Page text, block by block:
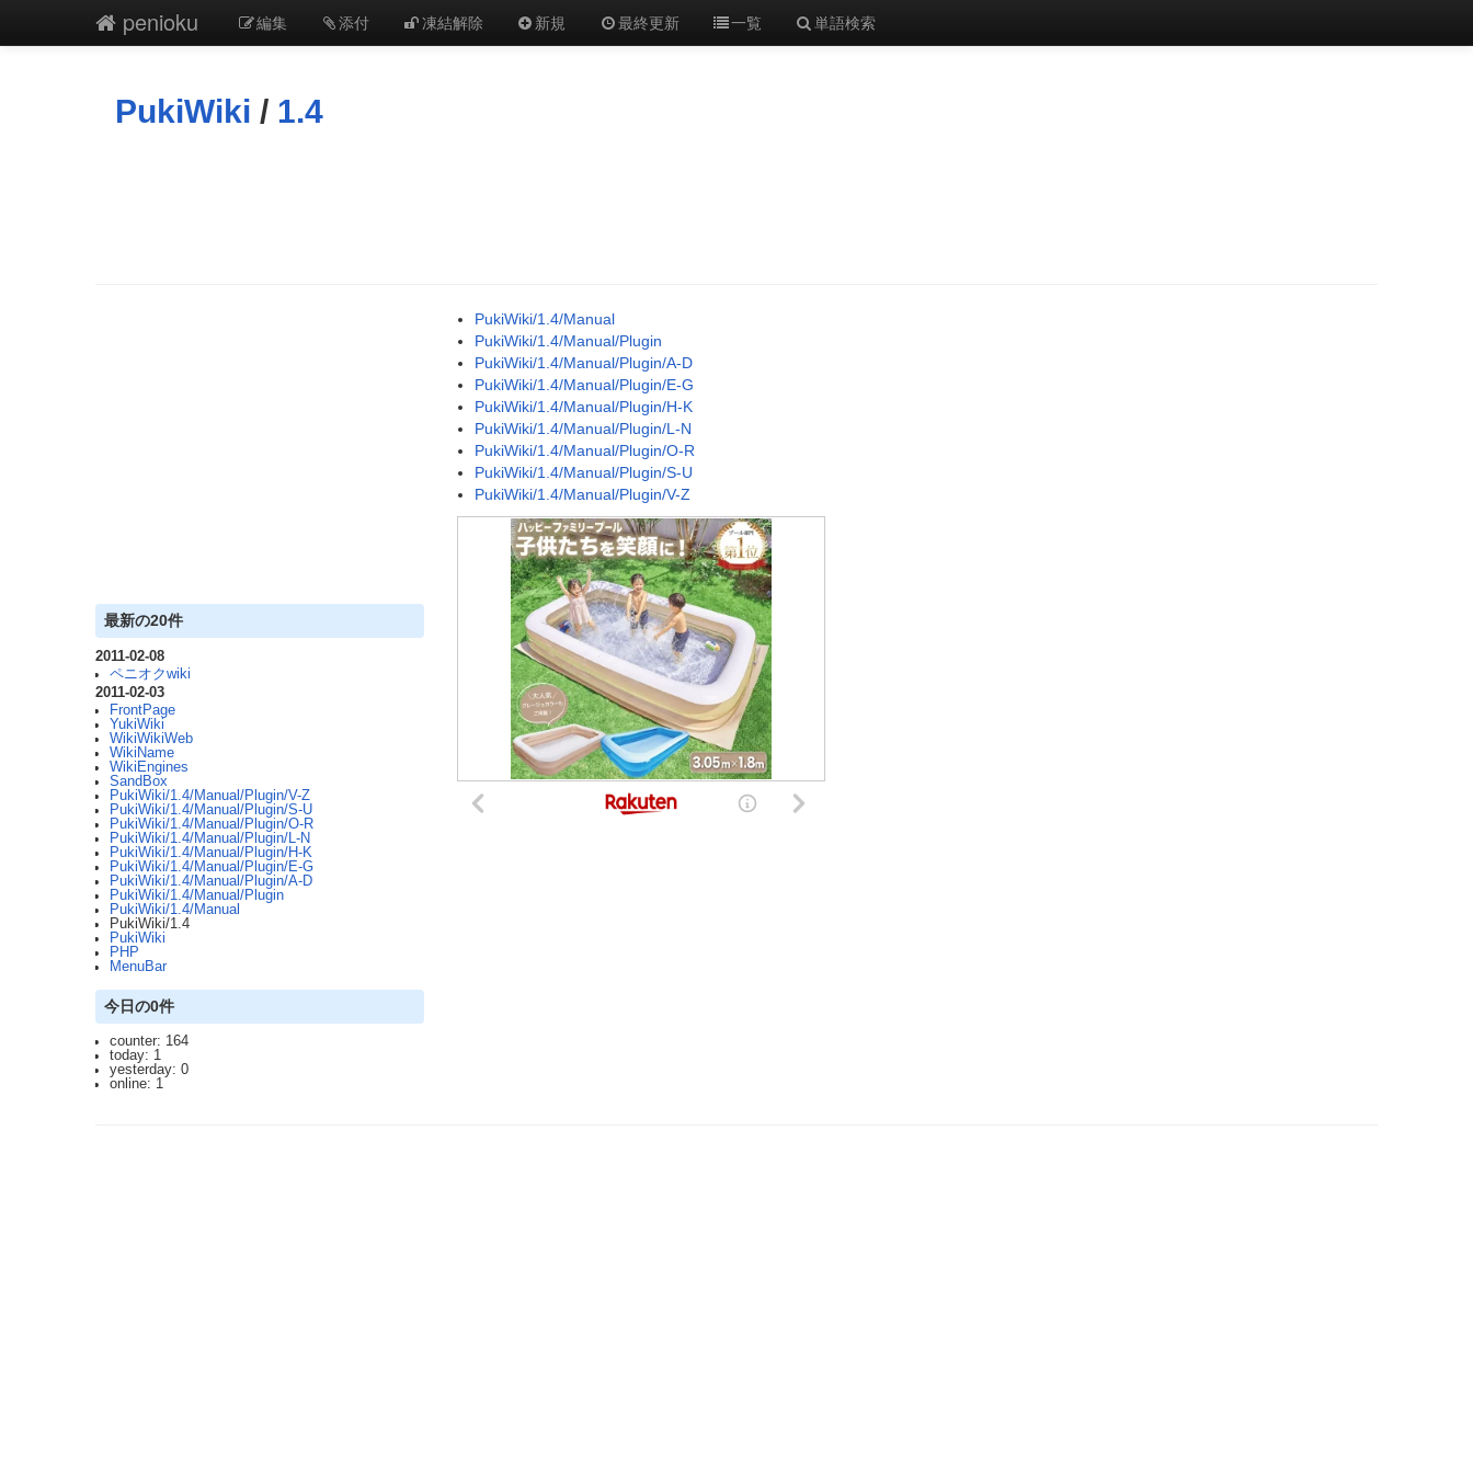
penioku 編集 添付 凍結解除 新規 最終更新 一覧 単語検索
PukiWiki / 1.4
最新の20件
2011-02-08
ペニオクwiki
2011-02-03
FrontPage
YukiWiki
WikiWikiWeb
WikiName
WikiEngines
SandBox
PukiWiki/1.4/Manual/Plugin/V-Z
PukiWiki/1.4/Manual/Plugin/S-U
PukiWiki/1.4/Manual/Plugin/O-R
PukiWiki/1.4/Manual/Plugin/L-N
PukiWiki/1.4/Manual/Plugin/H-K
PukiWiki/1.4/Manual/Plugin/E-G
PukiWiki/1.4/Manual/Plugin/A-D
PukiWiki/1.4/Manual/Plugin
PukiWiki/1.4/Manual
PukiWiki/1.4
PukiWiki
PHP
MenuBar
今日の0件
counter: 164
today: 1
yesterday: 0
online: 1
PukiWiki/1.4/Manual
PukiWiki/1.4/Manual/Plugin
PukiWiki/1.4/Manual/Plugin/A-D
PukiWiki/1.4/Manual/Plugin/E-G
PukiWiki/1.4/Manual/Plugin/H-K
PukiWiki/1.4/Manual/Plugin/L-N
PukiWiki/1.4/Manual/Plugin/O-R
PukiWiki/1.4/Manual/Plugin/S-U
PukiWiki/1.4/Manual/Plugin/V-Z